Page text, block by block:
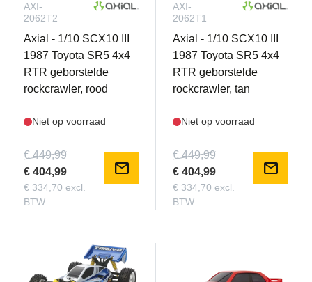
AXI-
2062T2
Axial - 1/10 SCX10 III
1987 Toyota SR5 4x4
RTR geborstelde
rockcrawler, rood
Niet op voorraad
€ 449,99
€ 404,99
€ 334,70 excl.
BTW
mail
AXI-
2062T1
Axial - 1/10 SCX10 III
1987 Toyota SR5 4x4
RTR geborstelde
rockcrawler, tan
Niet op voorraad
€ 449,99
€ 404,99
€ 334,70 excl.
BTW
mail